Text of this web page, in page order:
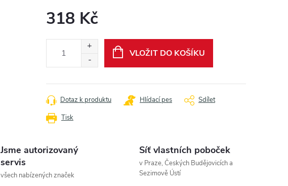
318 Kč
VLOŽIT DO KOŠÍKU
Tisk
Dotaz k produktu Hlídací pes Sdílet
Jsme autorizovaný
servis
všech nabízených značek
Síť vlastních poboček
v Praze, Českých Budějovicích a
Sezimově Ústí